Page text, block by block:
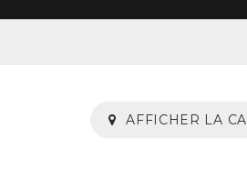
AFFICHER LA